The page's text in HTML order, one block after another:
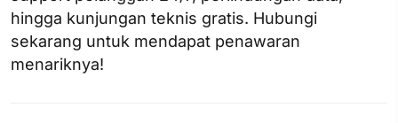
hingga kunjungan teknis gratis. Hubungi
sekarang untuk mendapat penawaran
menariknya!